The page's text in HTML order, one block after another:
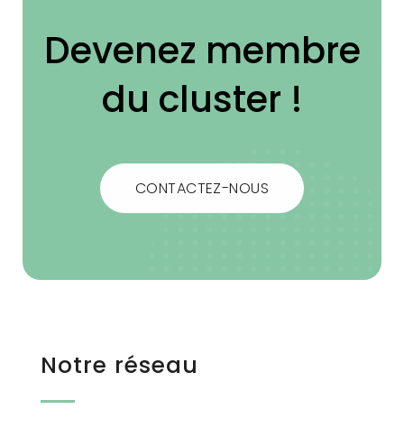
Devenez membre
du cluster !
CONTACTEZ-NOUS
Notre réseau